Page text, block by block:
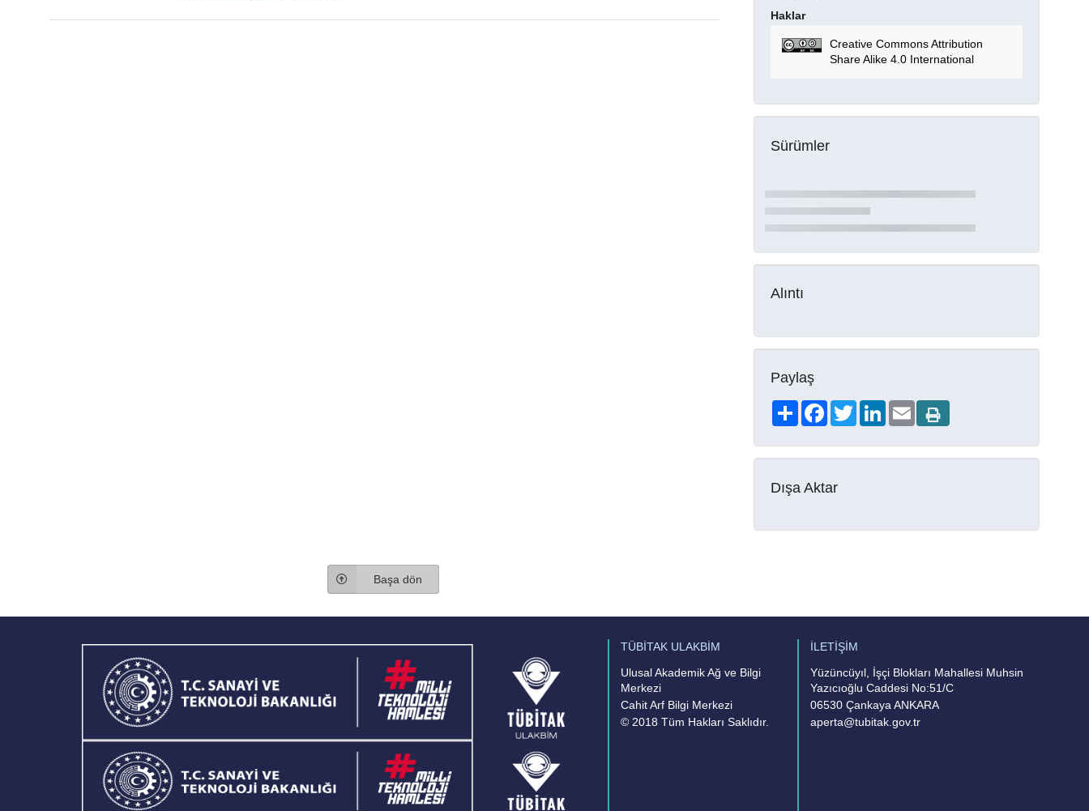
Haklar
Creative Commons Attribution
Share Alike 4.0 International
Sürümler
Alıntı
Paylaş
ShareFacebookTwitterLinkedIn
Email
Dışa Aktar
Başa dön
TÜBİTAK ULAKBİM
Ulusal Akademik Ağ ve Bilgi
Merkezi
Cahit Arf Bilgi Merkezi
© 2018 Tüm Hakları Saklıdır.
İLETİŞİM
Yüzüncüyıl, İşçi Blokları Mahallesi Muhsin
Yazıcıoğlu Caddesi No:51/C
06530 Çankaya ANKARA
aperta@tubitak.gov.tr